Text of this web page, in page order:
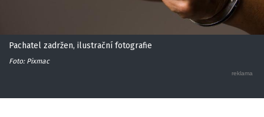
Pachatel zadržen, ilustrační fotografie
Foto: Pixmac